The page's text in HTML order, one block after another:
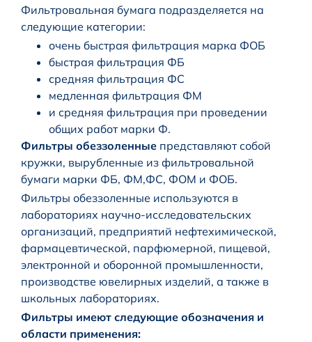
Фильтровальная бумага подразделяется на
следующие категории:
очень быстрая фильтрация марка ФОБ
быстрая фильтрация ФБ
средняя фильтрация ФС
медленная фильтрация ФМ
и средняя фильтрация при проведении
общих работ марки Ф.
Фильтры обеззоленные представляют собой
кружки, вырубленные из фильтровальной
бумаги марки ФБ, ФМ,ФС, ФОМ и ФОБ.
Фильтpы обеззоленные используются в
лабораториях научно-исследовательских
организаций, предприятий нефтехимической,
фармацевтической, парфюмерной, пищевой,
электронной и оборонной промышленности,
производстве ювелирных изделий, а также в
школьных лабораториях.
Фильтры имеют следующие обозначения и
области применения: